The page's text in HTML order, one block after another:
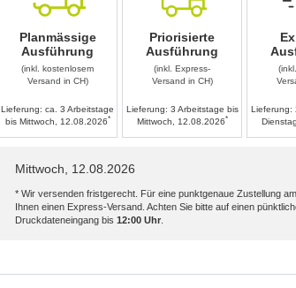
Planmässige
Ausführung
(inkl. kostenlosem
Versand in CH)
Lieferung: ca. 3 Arbeitstage
bisMittwoch, 12.08.2026*
Priorisierte
Ausführung
(inkl. Express-
Versand in CH)
Lieferung: 3 Arbeitstage bis
Mittwoch, 12.08.2026*
Lieferung:
Mittwoch, 12.08.2026
* Wir versenden fristgerecht. Für eine punktgenaue Zustellung am
Ihnen einen Express-Versand. Achten Sie bitte auf einen
Druckdateneingang bis 12:00 Uhr